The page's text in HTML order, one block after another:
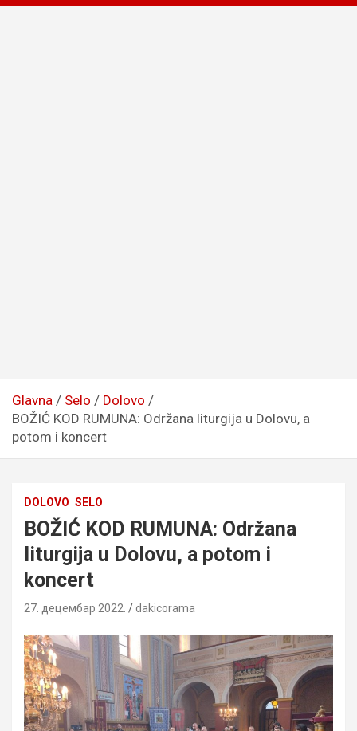
Glavna Selo
Dolovo
BOŽIĆ KOD RUMUNA: Održana liturgija u Dolovu, a
potom i koncert
DOLOVO SELO
BOŽIĆ KOD RUMUNA: Održana
liturgija u Dolovu, a potom i
koncert
27. децембар 2022. dakicorama